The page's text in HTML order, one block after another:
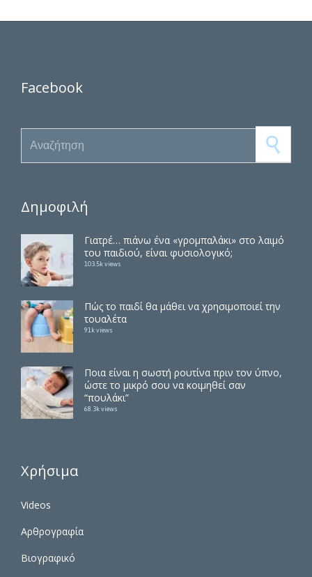
Facebook
Search for:
Δημοφιλή
Γιατρέ… πιάνω ένα «γρομπαλάκι» στο λαιμό
του παιδιού, είναι φυσιολογικό;
103.5k views
Πώς το παιδί θα μάθει να χρησιμοποιεί την
τουαλέτα
91k views
Ποια είναι η σωστή ρουτίνα πριν τον ύπνο,
ώστε το μικρό σου να κοιμηθεί σαν
“πουλάκι”
68.3k views
Χρήσιμα
Videos
Αρθρογραφία
Βιογραφικό